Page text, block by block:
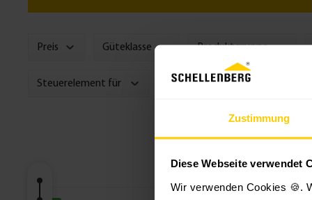
Zustimmung
Diese Webseite verwendet
Wir verwenden Cookies 🍪.
Preis Güteklasse Produktgruppe
Steuerelement für Steuerung